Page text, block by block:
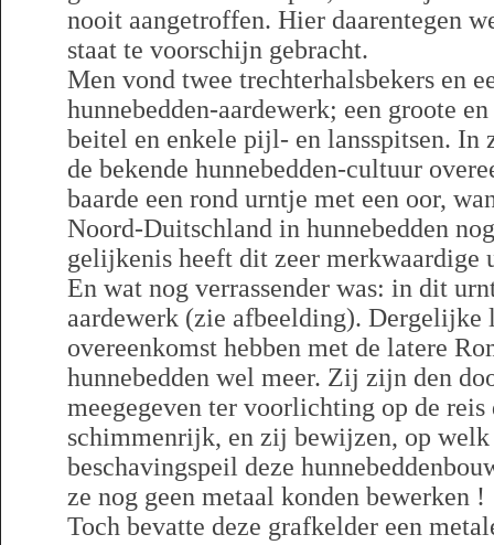
nooit aangetroffen. Hier daarentegen
staat te voorschijn gebracht.
Men vond twee trechterhalsbekers en
hunnebedden-aardewerk; een groote
beitel en enkele pijl- en lansspitsen. In
de bekende hunnebedden-cultuur
baarde een rond urntje met een oor,
Noord-Duitschland in hunnebedden
gelijkenis heeft dit zeer merkwaardige
En wat nog verrassender was: in dit
aardewerk (zie afbeelding). Dergelijke
overeenkomst hebben met de latere
hunnebedden wel meer. Zij zijn den
meegegeven ter voorlichting op de reis
schimmenrijk, en zij bewijzen, op
beschavingspeil deze
ze nog geen metaal konden bewerken !
Toch bevatte deze grafkelder een